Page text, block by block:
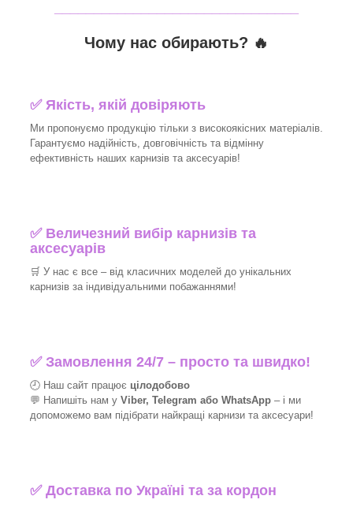
Чому нас обирають? 🔥
✅Якість, якій довіряють
Ми пропонуємо продукцію тільки з високоякісних матеріалів.
Гарантуємо надійність, довговічність та відмінну
ефективність наших карнизів та аксесуарів!​
✅ Величезний вибір карнизів та
аксесуарів
🛒 У нас є все – від класичних моделей до унікальних
карнизів за індивідуальними побажаннями!​
✅Замовлення 24/7 – просто та швидко!
🕘 Наш сайт працює цілодобово
💬 Напишіть нам у Viber, Telegram або WhatsApp – і ми
допоможемо вам підібрати найкращі карнизи та аксесуари!
✅Доставка по Україні та за кордон